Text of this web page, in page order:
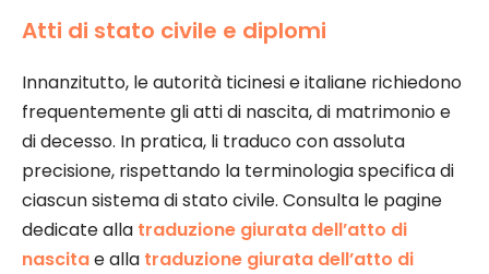
Atti di stato civile e diplomi
Innanzitutto, le autorità ticinesi e italiane richiedono
frequentemente gli atti di nascita, di matrimonio e
di decesso. In pratica, li traduco con assoluta
precisione, rispettando la terminologia specifica di
ciascun sistema di stato civile. Consulta le pagine
dedicate alla traduzione giurata dell’atto di
nascitae alla traduzione giurata dell’atto di